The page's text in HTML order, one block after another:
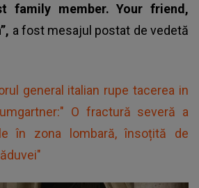
family member. Your friend,
a fost mesajul postat de vedetă
general italian rupe tacerea in
O fractură severă a
în zona lombară, însoțită de